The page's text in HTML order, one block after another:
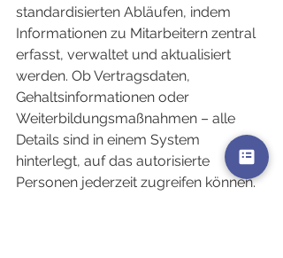
standardisierten Abläufen, indem
Informationen zu Mitarbeitern zentral
erfasst, verwaltet und aktualisiert
werden. Ob Vertragsdaten,
Gehaltsinformationen oder
Weiterbildungsmaßnahmen – alle
Details sind in einem System
hinterlegt, auf das autorisierte
Personen jederzeit zugreifen können.